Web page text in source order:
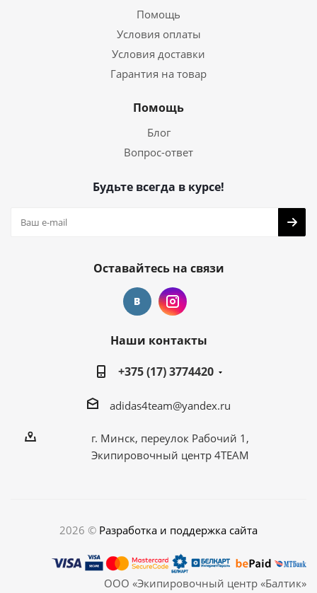
Помощь
Условия оплаты
Условия доставки
Гарантия на товар
Помощь
Блог
Вопрос-ответ
Будьте всегда в курсе!
Оставайтесь на связи
Наши контакты
+375 (17) 3774420
adidas4team@yandex.ru
г. Минск, переулок Рабочий 1,
Экипировочный центр 4TEAM
2026 © Разработка и поддержка сайта
ООО «Экипировочный центр «Балтик»